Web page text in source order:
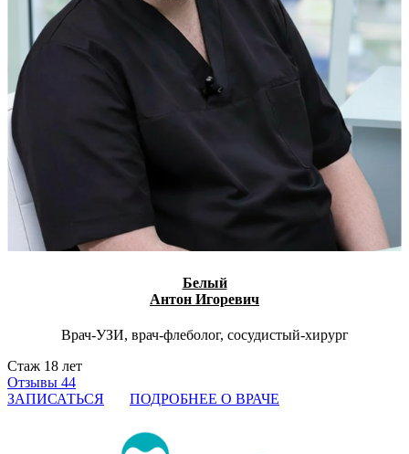
Белый
Антон Игоревич
Врач-УЗИ, врач-флеболог, сосудистый-хирург
Стаж 18 лет
Отзывы 44
ЗАПИСАТЬСЯ
ПОДРОБНЕЕ О ВРАЧЕ